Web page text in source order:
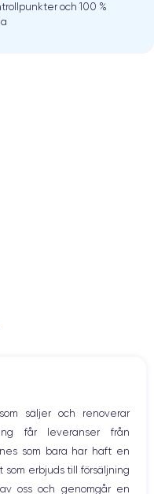
och 100 %
säljer och renoverar
får leveranser från
som bara har haft en
erbjuds till försäljning
oss och genomgår en